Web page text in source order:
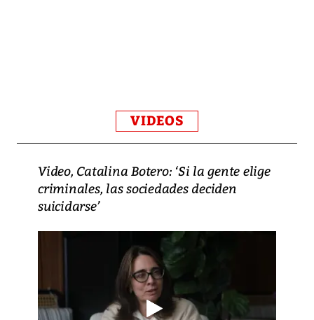
VIDEOS
Video, Catalina Botero: ‘Si la gente elige
criminales, las sociedades deciden
suicidarse’